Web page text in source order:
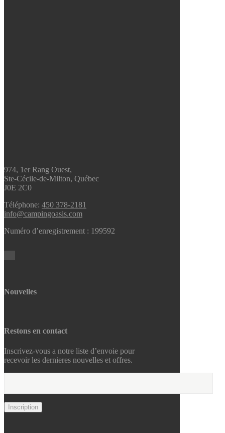
974, 1er Rang Ouest,
Ste-Cécile-de-Milton, Québec
J0E 2C0
Téléphone: 450 378-2181
info@campingoasis.com
Numéro d’enregistrement : 199592
Nouvelles
Restons en contact
Inscrivez-vous a notre liste d’envoie pour
recevoir les dernieres nouvelles et offres.